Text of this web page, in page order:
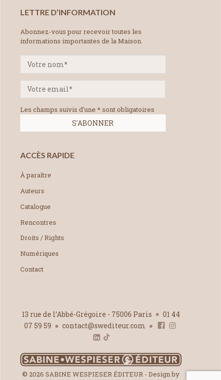
LETTRE D’INFORMATION
Abonnez-vous pour recevoir toutes les
informations importantes de la Maison.
Les champs suivis d'une * sont obligatoires
ACCÈS RAPIDE
À paraître
Auteurs
Catalogue
Rencontres
Droits / Rights
Numériques
Contact
13 rue de l’Abbé-Grégoire - 75006 Paris
01 44
07 59 59
contact@swediteur.com
© 2026 SABINE WESPIESER ÉDITEUR - Design by